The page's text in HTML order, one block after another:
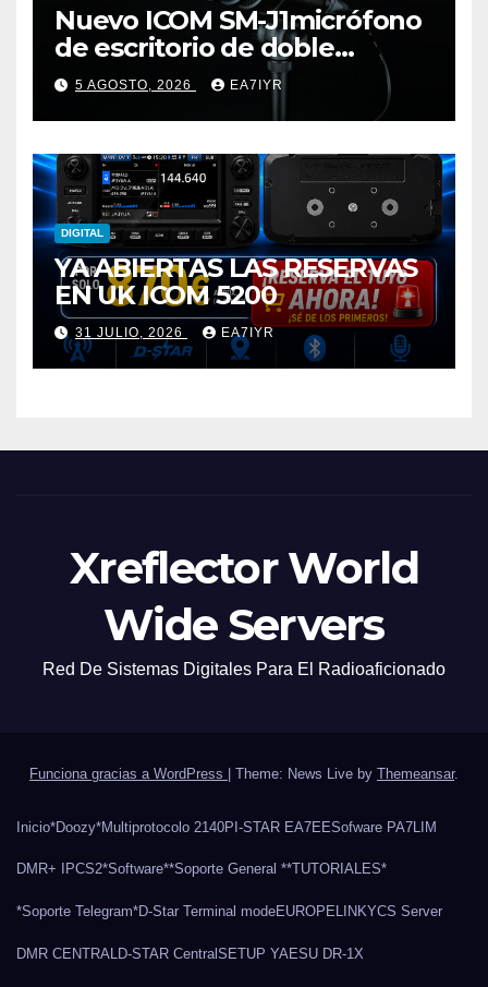
Nuevo ICOM SM-J1micrófono
de escritorio de doble
elemento premium
5 AGOSTO, 2026 EA7IYR
DIGITAL
YA ABIERTAS LAS RESERVAS
EN UK ICOM 5200
31 JULIO, 2026 EA7IYR
Xreflector World
Wide Servers
Red De Sistemas Digitales Para El Radioaficionado
Funciona gracias a WordPress Theme: News Live by Themeansar.
Inicio*Doozy*Multiprotocolo 2140PI-STAR EA7EESofware PA7LIM
DMR+ IPCS2*Software**Soporte General **TUTORIALES*
*Soporte Telegram*D-Star Terminal modeEUROPELINKYCS Server
DMR CENTRAL D-STAR Central SETUP YAESU DR-1X